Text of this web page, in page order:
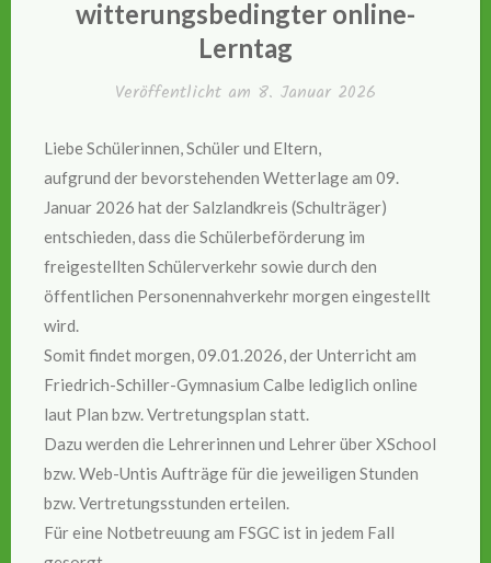
witterungsbedingter online-
Lerntag
Veröffentlicht am 8. Januar 2026
Liebe Schülerinnen, Schüler und Eltern,
aufgrund der bevorstehenden Wetterlage am 09.
Januar 2026 hat der Salzlandkreis (Schulträger)
entschieden, dass die Schülerbeförderung im
freigestellten Schülerverkehr sowie durch den
öffentlichen Personennahverkehr morgen eingestellt
wird.
Somit findet morgen, 09.01.2026, der Unterricht am
Friedrich-Schiller-Gymnasium Calbe lediglich online
laut Plan bzw. Vertretungsplan statt.
Dazu werden die Lehrerinnen und Lehrer über XSchool
bzw. Web-Untis Aufträge für die jeweiligen Stunden
bzw. Vertretungsstunden erteilen.
Für eine Notbetreuung am FSGC ist in jedem Fall